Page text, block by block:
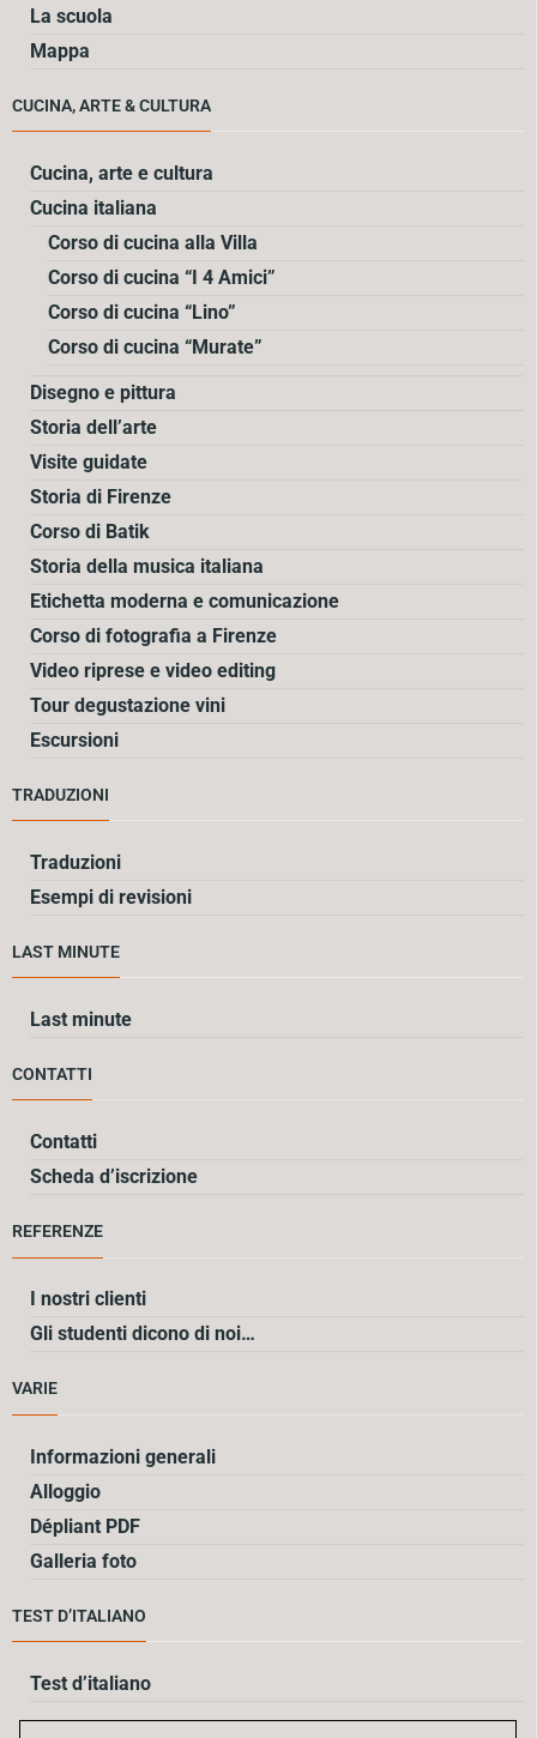
La scuola
Mappa
CUCINA, ARTE & CULTURA
Cucina, arte e cultura
Cucina italiana
Corso di cucina alla Villa
Corso di cucina “I 4 Amici”
Corso di cucina “Lino”
Corso di cucina “Murate”
Disegno e pittura
Storia dell’arte
Visite guidate
Storia di Firenze
Corso di Batik
Storia della musica italiana
Etichetta moderna e comunicazione
Corso di fotografia a Firenze
Video riprese e video editing
Tour degustazione vini
Escursioni
TRADUZIONI
Traduzioni
Esempi di revisioni
LAST MINUTE
Last minute
CONTATTI
Contatti
Scheda d’iscrizione
REFERENZE
I nostri clienti
Gli studenti dicono di noi…
VARIE
Informazioni generali
Alloggio
Dépliant PDF
Galleria foto
TEST D’ITALIANO
Test d’italiano